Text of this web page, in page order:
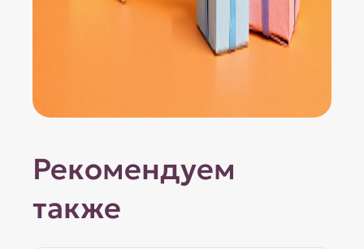
Рекомендуем
также